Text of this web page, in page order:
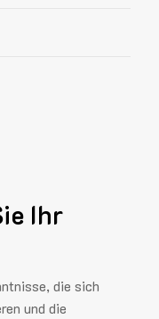
Ihr
die sich
und die